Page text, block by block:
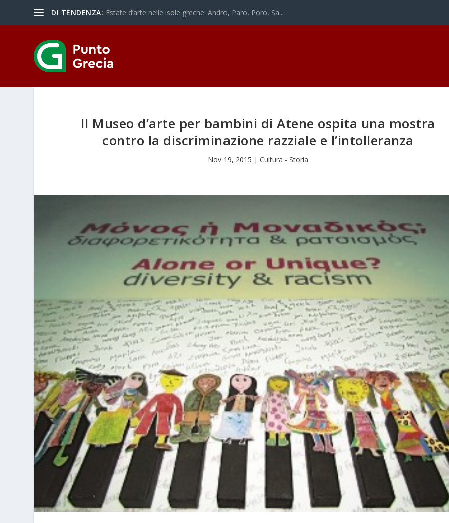
DI TENDENZA: Estate d’arte nelle isole greche: Andro, Paro, Poro, Sa...
Il Museo d’arte per bambini di Atene ospita una mostra
contro la discriminazione razziale e l’intolleranza
Nov 19, 2015 | Cultura - Storia